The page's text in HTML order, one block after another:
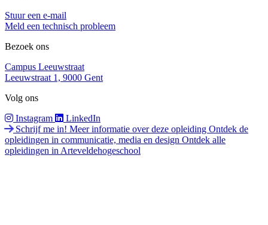
Stuur een e-mail
Meld een technisch probleem
Bezoek ons
Campus Leeuwstraat
Leeuwstraat 1, 9000 Gent
Volg ons
Instagram
LinkedIn
Schrijf me in! Meer informatie over deze opleiding Ontdek de
opleidingen in communicatie, media en design Ontdek alle
opleidingen in Arteveldehogeschool